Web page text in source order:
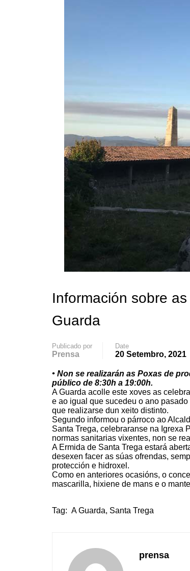
Información sobre
Guarda
Publicado por
Prensa
Date
20 Setembro, 2021
• Non se realizarán as Poxas de
público de 8:30h a 19:00h.
A Guarda acolle este xoves as
e ao igual que sucedeu o ano
que realizarse dun xeito distinto.
Segundo informou o párroco ao
Santa Trega, celebraranse na Igrexa
normas sanitarias vixentes, non se
A Ermida de Santa Trega estará
desexen facer as súas ofrendas,
protección e hidroxel.
Como en anteriores ocasións, o
mascarilla, hixiene de mans e o
Tag: A Guarda, Santa Trega
prensa